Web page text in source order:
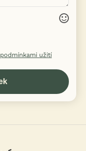
podmínkami užití